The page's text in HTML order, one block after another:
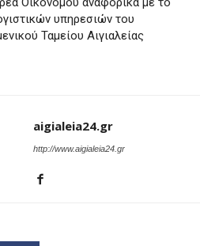
υπηρεσιών του
Ταμείου Αιγιαλείας
aigialeia24.gr
http://www.aigialeia24.gr